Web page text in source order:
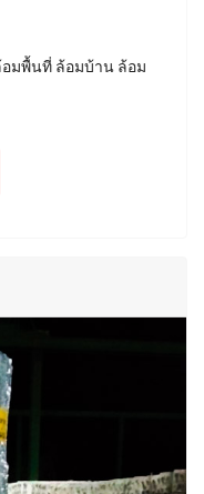
มพื้นที่ ล้อมบ้าน ล้อม